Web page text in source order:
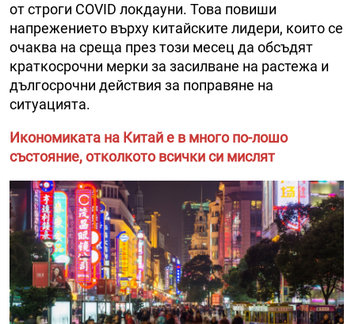
от строги COVID локдауни. Това повиши
напрежението върху китайските лидери, които се
очаква на среща през този месец да обсъдят
краткосрочни мерки за засилване на растежа и
дългосрочни действия за поправяне на
ситуацията.
Икономиката на Китай е в много по-лошо
състояние, отколкото всички си мислят